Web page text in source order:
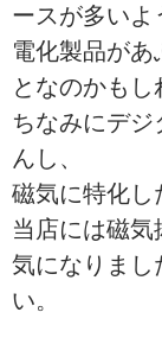
ースが多いよ
電化製品が
となのかもし
ちなみにデ
んし、
磁気に特化し
当店には磁気
気になりまし
い。